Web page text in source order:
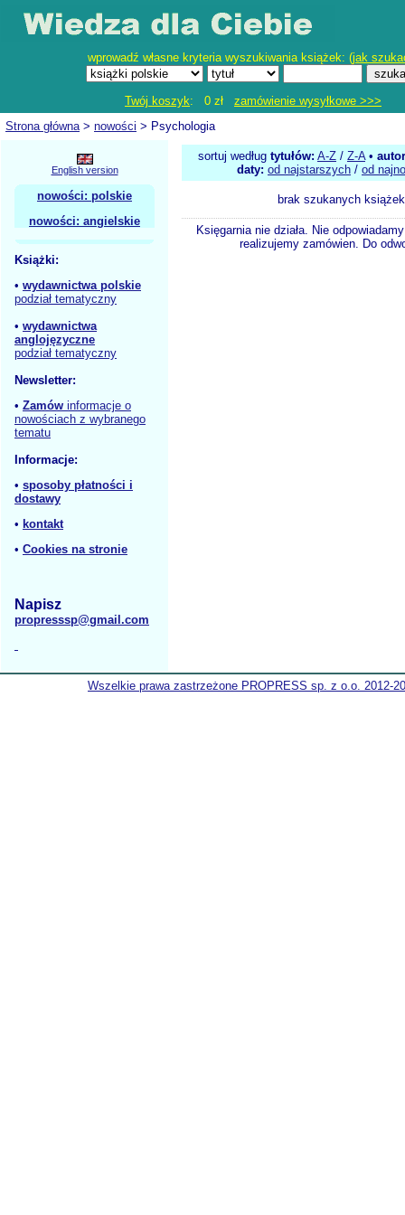
wprowadź własne kryteria wyszukiwania książek: (jak
Twój koszyk: 0 zł zamówienie wysyłkowe >>>
Strona główna> nowości > Psychologia
English version
nowości: polskie
nowości: angielskie
Książki:
• wydawnictwa polskie
podział tematyczny
• wydawnictwa
anglojęzyczne
podział tematyczny
Newsletter:
• Zamów informacje o
nowościach z wybranego
tematu
Informacje:
• sposoby płatności i
dostawy
• kontakt
• Cookies na stronie
Napisz
propresssp@gmail.com
sortuj według tytułów: A-Z / Z-A•
daty: od najstarszych / od
brak szukanych książek
Księgarnia nie działa. Nie
realizujemy zamówien. Do
Wszelkie prawa zastrzeżone PROPRESS sp. z o.o. 2012-